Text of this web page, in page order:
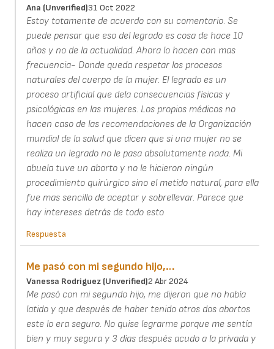
Ana (unverified)31 Oct 2022
Estoy totamente de acuerdo con su comentario. Se
puede pensar que eso del legrado es cosa de hace 10
años y no de la actualidad. Ahora lo hacen con mas
frecuencia- Donde queda respetar los procesos
naturales del cuerpo de la mujer. El legrado es un
proceso artificial que dela consecuencias físicas y
psicológicas en las mujeres. Los propios médicos no
hacen caso de las recomendaciones de la Organización
mundial de la salud que dicen que si una mujer no se
realiza un legrado no le pasa absolutamente nada. Mi
abuela tuve un aborto y no le hicieron ningún
procedimiento quirúrgico sino el metido natural, para ella
fue mas sencillo de aceptar y sobrellevar. Parece que
hay intereses detrás de todo esto
Respuesta
Me pasó con mi segundo hijo,…
Vanessa Rodriguez (unverified)2 Abr 2024
Me pasó con mi segundo hijo, me dijeron que no había
latido y que después de haber tenido otros dos abortos
este lo era seguro. No quise legrarme porque me sentía
bien y muy segura y 3 días después acudo a la privada y